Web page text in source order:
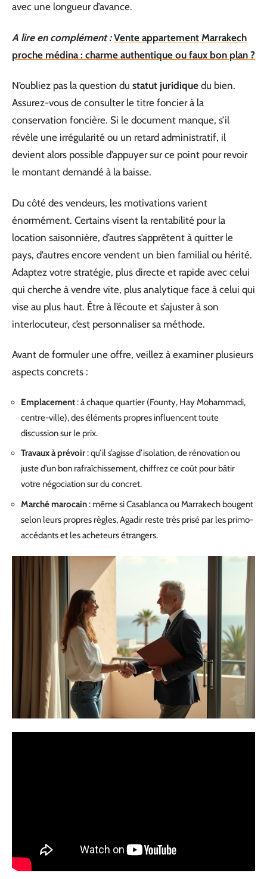
avec une longueur d’avance.
A lire en complément : Vente appartement Marrakech
proche médina : charme authentique ou faux bon plan ?
N’oubliez pas la question du statut juridique du bien.
Assurez-vous de consulter le titre foncier à la
conservation foncière. Si le document manque, s’il
révèle une irrégularité ou un retard administratif, il
devient alors possible d’appuyer sur ce point pour revoir
le montant demandé à la baisse.
Du côté des vendeurs, les motivations varient
énormément. Certains visent la rentabilité pour la
location saisonnière, d’autres s’apprêtent à quitter le
pays, d’autres encore vendent un bien familial ou hérité.
Adaptez votre stratégie, plus directe et rapide avec celui
qui cherche à vendre vite, plus analytique face à celui qui
vise au plus haut. Être à l’écoute et s’ajuster à son
interlocuteur, c’est personnaliser sa méthode.
Avant de formuler une offre, veillez à examiner plusieurs
aspects concrets :
Emplacement: à chaque quartier (Founty, Hay Mohammadi,
centre-ville), des éléments propres influencent toute
discussion sur le prix.
Travaux à prévoir: qu’il s’agisse d’isolation, de rénovation ou
juste d’un bon rafraîchissement, chiffrez ce coût pour bâtir
votre négociation sur du concret.
Marché marocain: même si Casablanca ou Marrakech bougent
selon leurs propres règles, Agadir reste très prisé par les primo-
accédants et les acheteurs étrangers.